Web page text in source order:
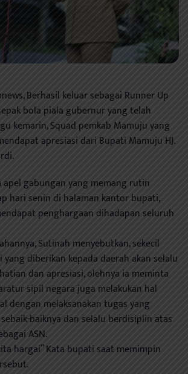
Berhasil keluar sebagai Runner Up
bola piala gubernur yang telah
kemarin, Squad pemkab Mamuju yang
apresiasi dari Bupati Mamuju HJ.
gabungan yang memang rutin
hari senin di halaman kantor bupati,
penghargaan dihadapan seluruh
Sutinah menyebutkan, sekecil
diberikan kepada daerah akan selalu
dan apresiasi, olehnya ia meminta
sipil negara juga melakukan hal
dengan melaksanakan tugas yang
baiknya dan selalu berdisiplin atas
ASN.
hargai” Kata bupati saat memimpin